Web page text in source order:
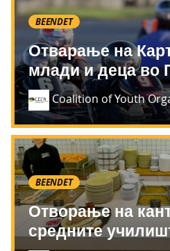
BEENDET
Отварање на
млади и деца во
Coalition of Youth
BEENDET
Отворање на
средните